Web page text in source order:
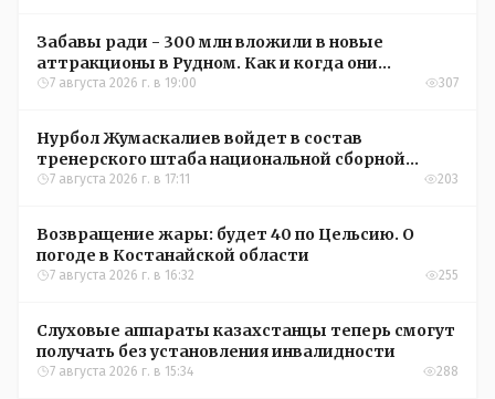
Забавы ради - 300 млн вложили в новые
аттракционы в Рудном. Как и когда они
окупятся?
7 августа 2026 г. в 19:00 307
Нурбол Жумаскалиев войдет в состав
тренерского штаба национальной сборной
Казахстана по футболу
7 августа 2026 г. в 17:11 203
Возвращение жары: будет 40 по Цельсию. О
погоде в Костанайской области
7 августа 2026 г. в 16:32 255
Слуховые аппараты казахстанцы теперь смогут
получать без установления инвалидности
7 августа 2026 г. в 15:34 288